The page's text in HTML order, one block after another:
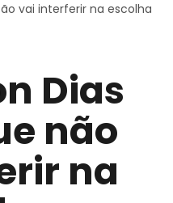
vai interferir na escolha
Dias
não
na